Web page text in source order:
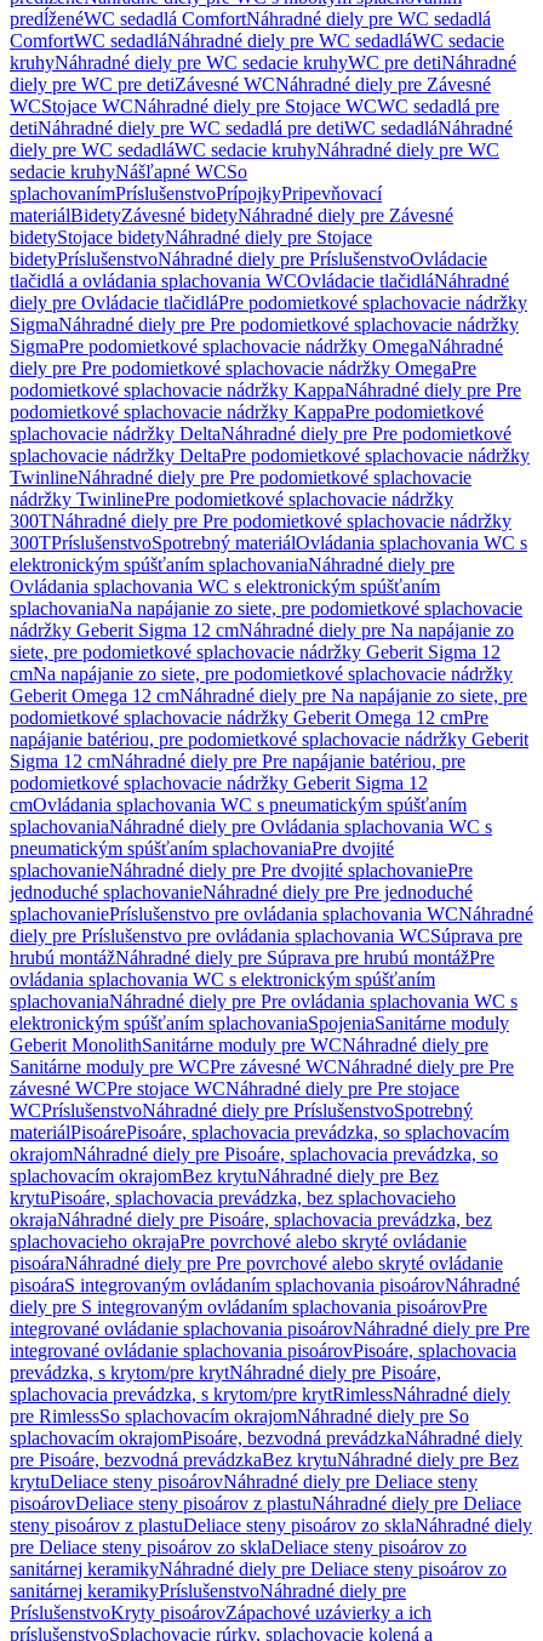
predĺženéWC sedadlá ComfortNáhradné diely pre WC sedadlá
ComfortWC sedadláNáhradné diely pre WC sedadláWC sedacie
kruhyNáhradné diely pre WC sedacie kruhyWC pre detiNáhradné
diely pre WC pre detiZávesné WCNáhradné diely pre Závesné
WCStojace WCNáhradné diely pre Stojace WCWC sedadlá pre
detiNáhradné diely pre WC sedadlá pre detiWC sedadláNáhradné
diely pre WC sedadláWC sedacie kruhyNáhradné diely pre WC
sedacie kruhyNášľapné WCSo
splachovanímPríslušenstvoPrípojkyPripevňovací
materiálBidetyZávesné bidetyNáhradné diely pre Závesné
bidetyStojace bidetyNáhradné diely pre Stojace
bidetyPríslušenstvoNáhradné diely pre PríslušenstvoOvládacie
tlačidlá a ovládania splachovania WCOvládacie tlačidláNáhradné
diely pre Ovládacie tlačidláPre podomietkové splachovacie nádržky
SigmaNáhradné diely pre Pre podomietkové splachovacie nádržky
SigmaPre podomietkové splachovacie nádržky OmegaNáhradné
diely pre Pre podomietkové splachovacie nádržky OmegaPre
podomietkové splachovacie nádržky KappaNáhradné diely pre Pre
podomietkové splachovacie nádržky KappaPre podomietkové
splachovacie nádržky DeltaNáhradné diely pre Pre podomietkové
splachovacie nádržky DeltaPre podomietkové splachovacie nádržky
TwinlineNáhradné diely pre Pre podomietkové splachovacie
nádržky TwinlinePre podomietkové splachovacie nádržky
300TNáhradné diely pre Pre podomietkové splachovacie nádržky
300TPríslušenstvoSpotrebný materiálOvládania splachovania WC s
elektronickým spúšťaním splachovaniaNáhradné diely pre
Ovládania splachovania WC s elektronickým spúšťaním
splachovaniaNa napájanie zo siete, pre podomietkové splachovacie
nádržky Geberit Sigma 12 cmNáhradné diely pre Na napájanie zo
siete, pre podomietkové splachovacie nádržky Geberit Sigma 12
cmNa napájanie zo siete, pre podomietkové splachovacie nádržky
Geberit Omega 12 cmNáhradné diely pre Na napájanie zo siete, pre
podomietkové splachovacie nádržky Geberit Omega 12 cmPre
napájanie batériou, pre podomietkové splachovacie nádržky Geberit
Sigma 12 cmNáhradné diely pre Pre napájanie batériou, pre
podomietkové splachovacie nádržky Geberit Sigma 12
cmOvládania splachovania WC s pneumatickým spúšťaním
splachovaniaNáhradné diely pre Ovládania splachovania WC s
pneumatickým spúšťaním splachovaniaPre dvojité
splachovanieNáhradné diely pre Pre dvojité splachovaniePre
jednoduché splachovanieNáhradné diely pre Pre jednoduché
splachovaniePríslušenstvo pre ovládania splachovania WCNáhradné
diely pre Príslušenstvo pre ovládania splachovania WCSúprava pre
hrubú montážNáhradné diely pre Súprava pre hrubú montážPre
ovládania splachovania WC s elektronickým spúšťaním
splachovaniaNáhradné diely pre Pre ovládania splachovania WC s
elektronickým spúšťaním splachovaniaSpojeniaSanitárne moduly
Geberit MonolithSanitárne moduly pre WCNáhradné diely pre
Sanitárne moduly pre WCPre závesné WCNáhradné diely pre Pre
závesné WCPre stojace WCNáhradné diely pre Pre stojace
WCPríslušenstvoNáhradné diely pre PríslušenstvoSpotrebný
materiálPisoárePisoáre, splachovacia prevádzka, so splachovacím
okrajomNáhradné diely pre Pisoáre, splachovacia prevádzka, so
splachovacím okrajomBez krytuNáhradné diely pre Bez
krytuPisoáre, splachovacia prevádzka, bez splachovacieho
okrajaNáhradné diely pre Pisoáre, splachovacia prevádzka, bez
splachovacieho okrajaPre povrchové alebo skryté ovládanie
pisoáraNáhradné diely pre Pre povrchové alebo skryté ovládanie
pisoáraS integrovaným ovládaním splachovania pisoárovNáhradné
diely pre S integrovaným ovládaním splachovania pisoárovPre
integrované ovládanie splachovania pisoárovNáhradné diely pre Pre
integrované ovládanie splachovania pisoárovPisoáre, splachovacia
prevádzka, s krytom/pre krytNáhradné diely pre Pisoáre,
splachovacia prevádzka, s krytom/pre krytRimlessNáhradné diely
pre RimlessSo splachovacím okrajomNáhradné diely pre So
splachovacím okrajomPisoáre, bezvodná prevádzkaNáhradné diely
pre Pisoáre, bezvodná prevádzkaBez krytuNáhradné diely pre Bez
krytuDeliace steny pisoárovNáhradné diely pre Deliace steny
pisoárovDeliace steny pisoárov z plastuNáhradné diely pre Deliace
steny pisoárov z plastuDeliace steny pisoárov zo sklaNáhradné diely
pre Deliace steny pisoárov zo sklaDeliace steny pisoárov zo
sanitárnej keramikyNáhradné diely pre Deliace steny pisoárov zo
sanitárnej keramikyPríslušenstvoNáhradné diely pre
PríslušenstvoKryty pisoárovZápachové uzávierky a ich
príslušenstvoSplachovacie rúrky, splachovacie kolená a